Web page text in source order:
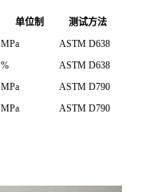
单位制
测试方法
MPa
ASTM D638
%
ASTM D638
MPa
ASTM D790
MPa ASTM D790